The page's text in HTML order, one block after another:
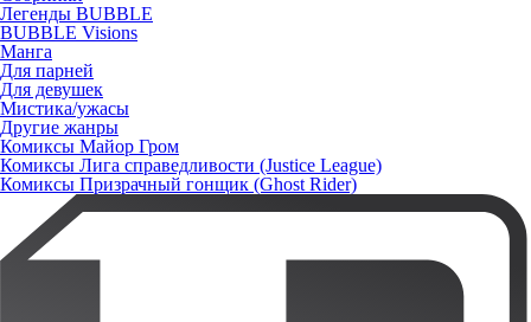
Легенды BUBBLE
BUBBLE Visions
Манга
Для парней
Для девушек
Мистика/ужасы
Другие жанры
Комиксы Майор Гром
Комиксы Лига справедливости (Justice League)
Комиксы Призрачный гонщик (Ghost Rider)